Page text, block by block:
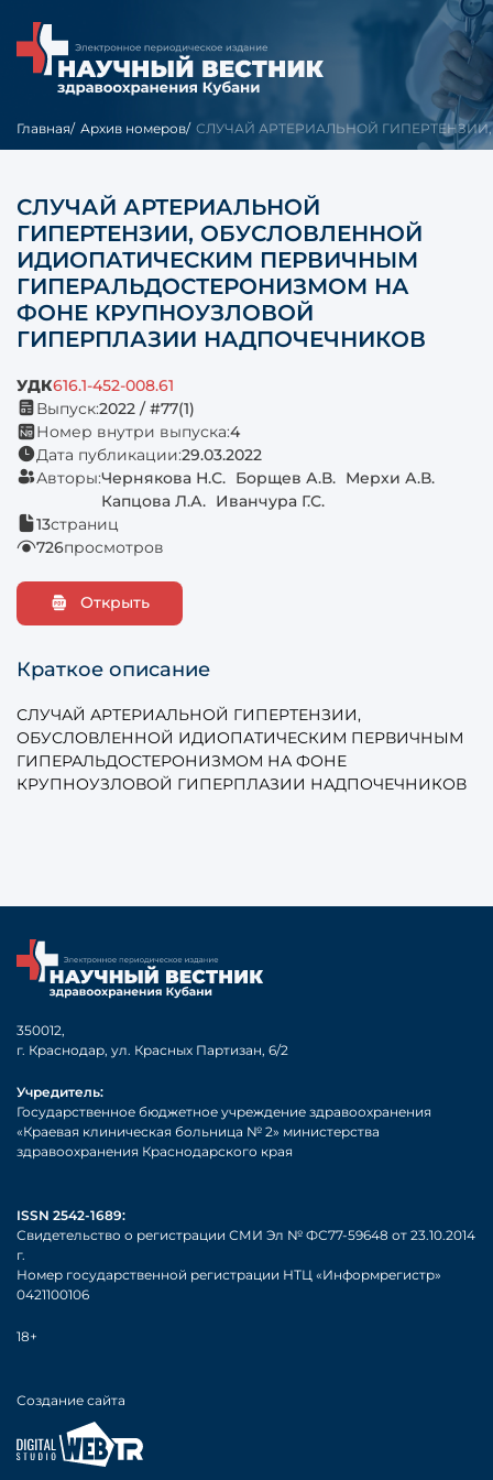
Главная Архив номеров СЛУЧАЙ АРТЕРИАЛЬНОЙ ГИПЕРТЕНЗИИ,
СЛУЧАЙ АРТЕРИАЛЬНОЙ
ГИПЕРТЕНЗИИ, ОБУСЛОВЛЕННОЙ
ИДИОПАТИЧЕСКИМ ПЕРВИЧНЫМ
ГИПЕРАЛЬДОСТЕРОНИЗМОМ НА
ФОНЕ КРУПНОУЗЛОВОЙ
ГИПЕРПЛАЗИИ НАДПОЧЕЧНИКОВ
УДК616.1-452-008.61
Выпуск:2022 / #77(1)
Номер внутри выпуска:4
Дата публикации:29.03.2022
Авторы:Чернякова Н.С. Борщев А.В. Мерхи А.В.
Капцова Л.А. Иванчура Г.С.
13страниц
726просмотров
Открыть
Краткое описание
СЛУЧАЙ АРТЕРИАЛЬНОЙ ГИПЕРТЕНЗИИ,
ОБУСЛОВЛЕННОЙ ИДИОПАТИЧЕСКИМ ПЕРВИЧНЫМ
ГИПЕРАЛЬДОСТЕРОНИЗМОМ НА ФОНЕ
КРУПНОУЗЛОВОЙ ГИПЕРПЛАЗИИ НАДПОЧЕЧНИКОВ
350012,
г. Краснодар, ул. Красных Партизан, 6/2
Учредитель:
Государственное бюджетное учреждение здравоохранения
«Краевая клиническая больница № 2» министерства
здравоохранения Краснодарского края
ISSN 2542-1689:
Свидетельство о регистрации СМИ Эл № ФС77-59648 от 23.10.2014
г.
Номер государственной регистрации НТЦ «Информрегистр»
0421100106
18+
Создание сайта